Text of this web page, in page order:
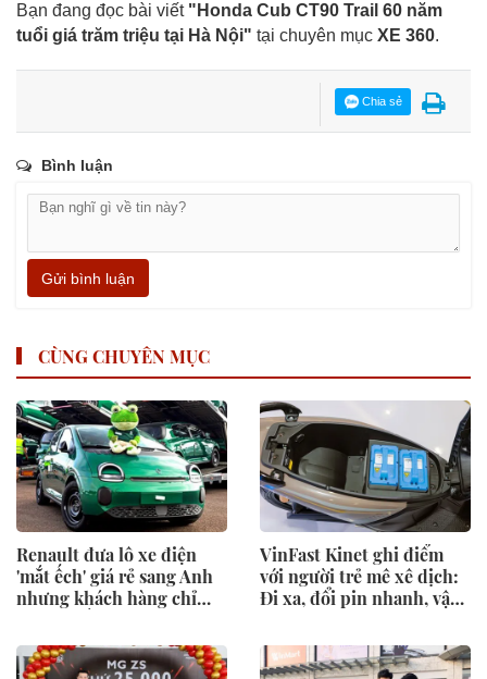
Bạn đang đọc bài viết "Honda Cub CT90 Trail 60 năm
tuổi giá trăm triệu tại Hà Nội" tại chuyên mục XE 360.
Chia sẻ
Bình luận
Gửi bình luận
CÙNG CHUYÊN MỤC
Renault đưa lô xe điện
'mắt ếch' giá rẻ sang Anh
nhưng khách hàng chỉ
VinFast Kinet ghi điểm
với người trẻ mê xê dịch:
Đi xa, đổi pin nhanh, vận